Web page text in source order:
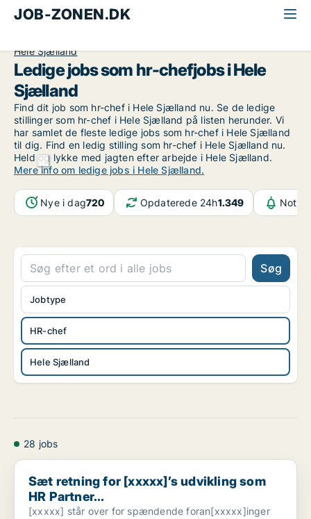
JOB-ZONEN.DK
Hele Sjælland
Ledige jobs som hr-chefjobs i Hele
Sjælland
Find dit job som hr-chef i Hele Sjælland nu. Se de ledige
stillinger som hr-chef i Hele Sjælland på listen herunder. Vi
har samlet de fleste ledige jobs som hr-chef i Hele Sjælland
til dig. Find en ledig stilling som hr-chef i Hele Sjælland nu.
Held og lykke med jagten efter arbejde i Hele Sjælland.
Mere info om ledige jobs i Hele Sjælland.
Nye i dag720 Opdaterede 24h1.349
Søg
HR-chef
Hele Sjælland
Jobtype
28 jobs
Sæt retning for [xxxxx]’s udvikling som HR Partner...
Sæt retning for [xxxxx]’s udvikling som
HR Partner...
[xxxxx] står over for spændende foran[xxxxx]inger